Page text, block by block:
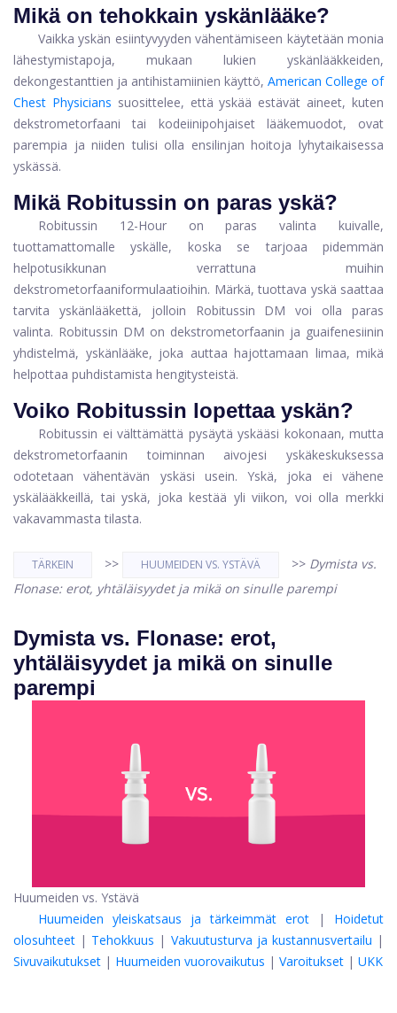
Mikä on tehokkain yskänlääke?
Vaikka yskän esiintyvyyden vähentämiseen käytetään monia
lähestymistapoja, mukaan lukien yskänlääkkeiden,
dekongestanttien ja antihistamiinien käyttö, American College of
Chest Physicians suosittelee, että yskää estävät aineet, kuten
dekstrometorfaani tai kodeiinipohjaiset lääkemuodot, ovat
parempia ja niiden tulisi olla ensilinjan hoitoja lyhytaikaisessa
yskässä.
Mikä Robitussin on paras yskä?
Robitussin 12-Hour on paras valinta kuivalle,
tuottamattomalle yskälle, koska se tarjoaa pidemmän
helpotusikkunan verrattuna muihin
dekstrometorfaaniformulaatioihin. Märkä, tuottava yskä saattaa
tarvita yskänlääkettä, jolloin Robitussin DM voi olla paras
valinta. Robitussin DM on dekstrometorfaanin ja guaifenesiinin
yhdistelmä, yskänlääke, joka auttaa hajottamaan limaa, mikä
helpottaa puhdistamista hengitysteistä.
Voiko Robitussin lopettaa yskän?
Robitussin ei välttämättä pysäytä yskääsi kokonaan, mutta
dekstrometorfaanin toiminnan aivojesi yskäkeskuksessa
odotetaan vähentävän yskäsi usein. Yskä, joka ei vähene
yskälääkkeillä, tai yskä, joka kestää yli viikon, voi olla merkki
vakavammasta tilasta.
TÄRKEIN >> HUUMEIDEN VS. YSTÄVÄ >> Dymista vs.
Flonase: erot, yhtäläisyydet ja mikä on sinulle parempi
Dymista vs. Flonase: erot,
yhtäläisyydet ja mikä on sinulle
parempi
Huumeiden vs. Ystävä
Huumeiden yleiskatsaus ja tärkeimmät erot | Hoidetut
olosuhteet | Tehokkuus | Vakuutusturva ja kustannusvertailu |
Sivuvaikutukset | Huumeiden vuorovaikutus | Varoitukset | UKK